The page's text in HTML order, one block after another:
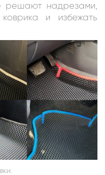
решают надрезами,
и избежать